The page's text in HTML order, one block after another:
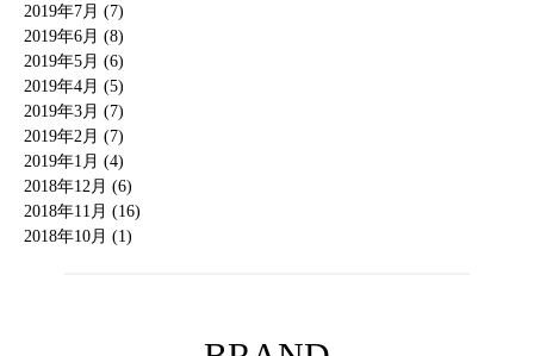
2019年7月 (7)
2019年6月 (8)
2019年5月 (6)
2019年4月 (5)
2019年3月 (7)
2019年2月 (7)
2019年1月 (4)
2018年12月 (6)
2018年11月 (16)
2018年10月 (1)